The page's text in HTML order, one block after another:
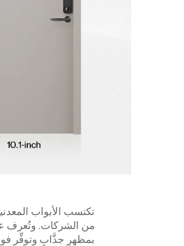
تكتسب الأبواب
من الشركات. وتُعرف
بمظهرٍ جذَّابٍ وتوفِّر